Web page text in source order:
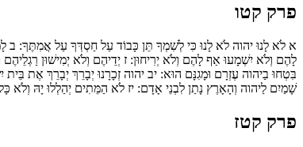
פרק קטו
א לֹא לָנוּ יהוה לֹא לָנוּ כִּי לְשִׁמְךָ תֵּן כָּבוֹד עַל חַסְדְּךָ עַל אֲמִתֶּךָ: ב
לָהֶם וְלֹא יִשְׁמָעוּ אַף לָהֶם וְלֹא יְרִיחוּן: ז יְדֵיהֶם וְלֹא יְמִישׁוּן רַגְלֵיהֶם
בִּטְחוּ בַיהוה עֶזְרָם וּמָגִנָּם הוּא: יב יהוה זְכָרָנוּ יְבָרֵךְ יְבָרֵךְ אֶת
שָׁמַיִם לַיהוה וְהָאָרֶץ נָתַן לִבְנֵי אָדָם: יז לֹא הַמֵּתִים יְהַלְלוּ יָהּ וְלֹא
פרק קטז